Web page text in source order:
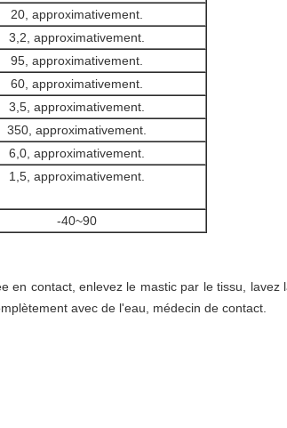
20, approximativement.
3,2, approximativement.
95, approximativement.
60, approximativement.
3,5, approximativement.
350, approximativement.
6,0, approximativement.
1,5, approximativement.
-40~90
en contact, enlevez le mastic par le tissu,
avec de l'eau, médecin de contact.